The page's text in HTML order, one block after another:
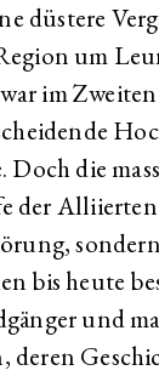
düstere
um
im
die
der
bis heute
und
deren